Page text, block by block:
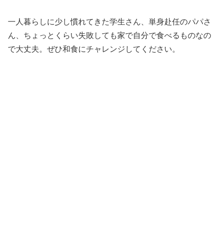
一人暮らしに少し慣れてきた学生さん、単身赴任のパパさ
ん、ちょっとくらい失敗しても家で自分で食べるものなの
で大丈夫。ぜひ和食にチャレンジしてください。